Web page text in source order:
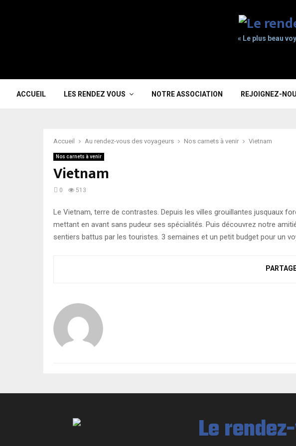
« Le plus beau
ACCUEIL LES RENDEZ VOUS NOTRE ASSOCIATION REJOIGNEZ-
Accueil Au rendez-vous des voyageurs Nos carnets à venir Vietnam
Nos carnets à venir
Vietnam
0 513
Le Vietnam, terre de contrastes. Depuis les villes grouillantes jusquaux
mettant en avant sans pudeur ses spécialités. Puis découvrez notre
sentiers battus par les touristes. 3 semaines et un petit budget pour un